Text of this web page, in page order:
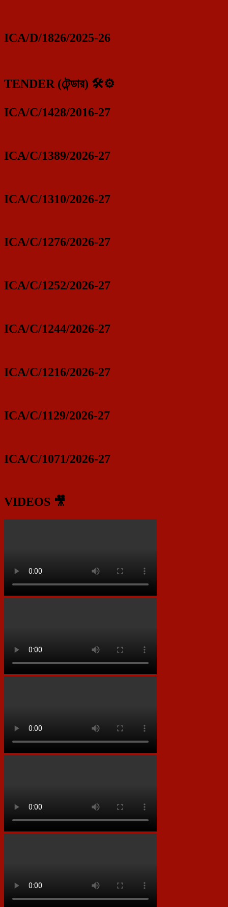
ICA/D/1826/2025-26
TENDER (টেন্ডার) 🛠️⚙️
ICA/C/1428/2016-27
ICA/C/1389/2026-27
ICA/C/1310/2026-27
ICA/C/1276/2026-27
ICA/C/1252/2026-27
ICA/C/1244/2026-27
ICA/C/1216/2026-27
ICA/C/1129/2026-27
ICA/C/1071/2026-27
VIDEOS 🎥